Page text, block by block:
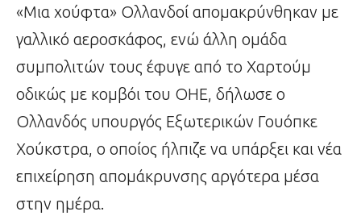
«Μια χούφτα» Ολλανδοί απομακρύνθηκαν με
γαλλικό αεροσκάφος, ενώ άλλη ομάδα
συμπολιτών τους έφυγε από το Χαρτούμ
οδικώς με κομβόι του ΟΗΕ, δήλωσε ο
Ολλανδός υπουργός Εξωτερικών Γουόπκε
Χούκστρα, ο οποίος ήλπιζε να υπάρξει και νέα
επιχείρηση απομάκρυνσης αργότερα μέσα
στην ημέρα.